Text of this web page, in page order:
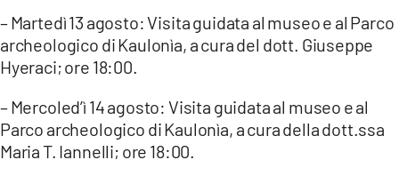
– Martedì 13 agosto: Visita guidata al museo e al Parco
archeologico di Kaulonìa, a cura del dott. Giuseppe
Hyeraci; ore 18:00.
– Mercoled’ì 14 agosto: Visita guidata al museo e al
Parco archeologico di Kaulonìa, a cura della dott.ssa
Maria T. Iannelli; ore 18:00.